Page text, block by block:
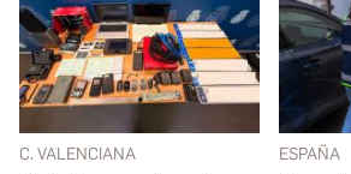
C. VALENCIANA ESPAÑA